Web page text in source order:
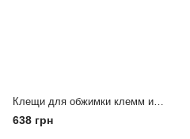
Клещи для обжимки клемм и снятия изоляции TOPTUL DIBB2009
638 грн